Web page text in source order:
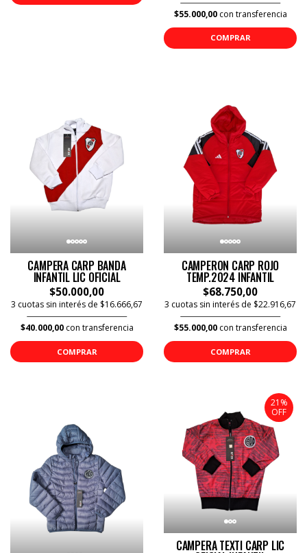
$55.000,00con transferencia
COMPRAR
CAMPERA CARP BANDA
INFANTIL LIC OFICIAL
$50.000,00
3 cuotas sin interés de $16.666,67
$40.000,00con transferencia
COMPRAR
CAMPERON CARP ROJO
TEMP.2024 INFANTIL
$68.750,00
3 cuotas sin interés de $22.916,67
$55.000,00con transferencia
COMPRAR
21%
OFF
CAMPERA TEXTI CARP LIC